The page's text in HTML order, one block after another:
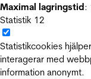
Maximal lagringstid:
Statistik 12
Statistikcookies
interagerar med
information anonymt.